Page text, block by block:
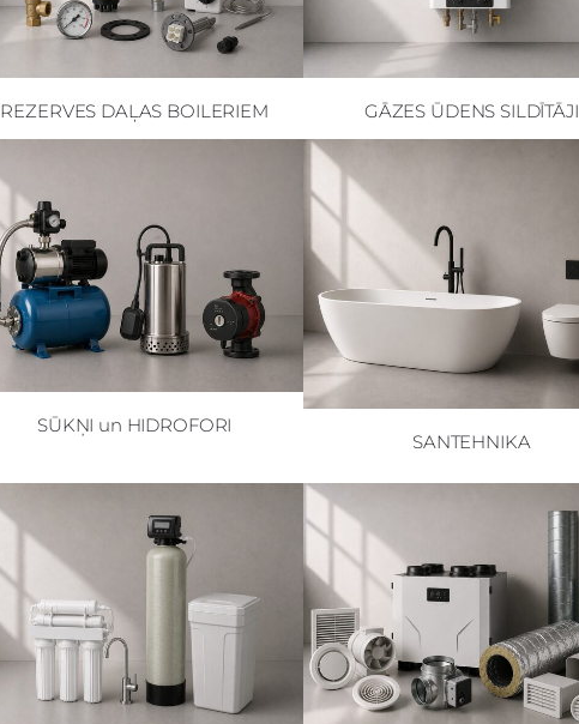
REZERVES DAĻAS BOILERIEM GĀZES ŪDENS SILDĪTĀJI
SŪKŅI un HIDROFORI
SANTEHNIKA